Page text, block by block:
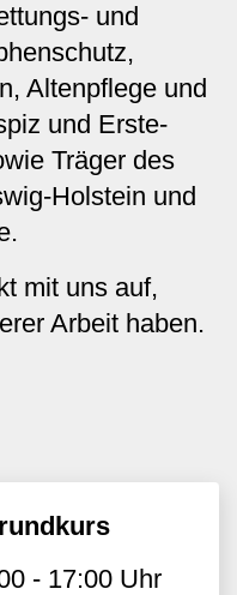
und
Altenpflege und
und Erste-
Träger des
Holstein und
mit uns auf,
Arbeit haben.
- 17:00 Uhr